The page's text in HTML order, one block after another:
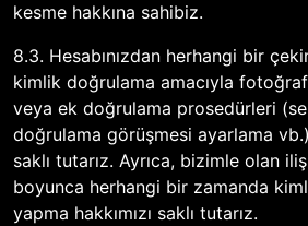
kesme hakkına sahibiz.
8.3. Hesabınızdan herhangi bir
kimlik doğrulama amacıyla
veya ek doğrulama prosedürleri
doğrulama görüşmesi ayarlama
saklı tutarız. Ayrıca, bizimle olan
boyunca herhangi bir zamanda
yapma hakkımızı saklı tutarız.